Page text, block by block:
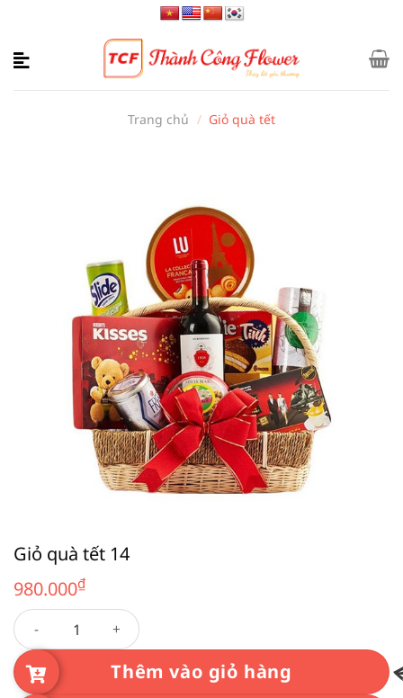
nội
Trang chủ / Giỏ quà tết
Giỏ quà tết 14
980.000₫
Giỏ quà tết 14 số lượng
Thêm vào giỏ hàng